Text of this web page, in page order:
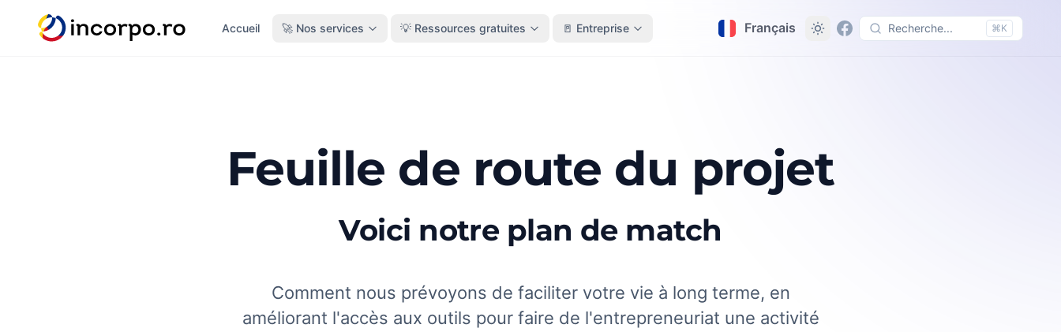
principal
Accueil 🚀 Nos services 💡 Ressources gratuites 🚪 Entreprise Français Recherche... ⌘K
Feuille de route du projet
Voici notre plan de match
Comment nous prévoyons de faciliter votre vie à long terme, en
améliorant l'accès aux outils pour faire de l'entrepreneuriat une activité